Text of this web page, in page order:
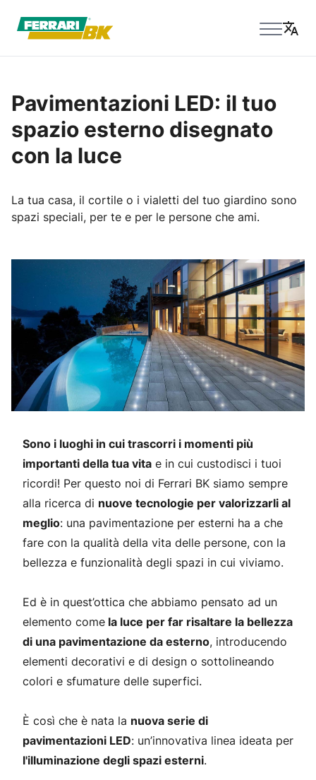
Pavimentazioni LED: il tuo
spazio esterno disegnato
con la luce
La tua casa, il cortile o i vialetti del tuo giardino sono
spazi speciali, per te e per le persone che ami.
Sono i luoghi in cui trascorri i momenti più
importanti della tua vita e in cui custodisci i tuoi
ricordi! Per questo noi di Ferrari BK siamo sempre
alla ricerca di nuove tecnologie per valorizzarli al
meglio: una pavimentazione per esterni ha a che
fare con la qualità della vita delle persone, con la
bellezza e funzionalità degli spazi in cui viviamo.
Ed è in quest’ottica che abbiamo pensato ad un
elemento come la luce per far risaltare la bellezza
di una pavimentazione da esterno, introducendo
elementi decorativi e di design o sottolineando
colori e sfumature delle superfici.
È così che è nata la nuova serie di
pavimentazioni LED: un’innovativa linea ideata per
l'illuminazione degli spazi esterni.